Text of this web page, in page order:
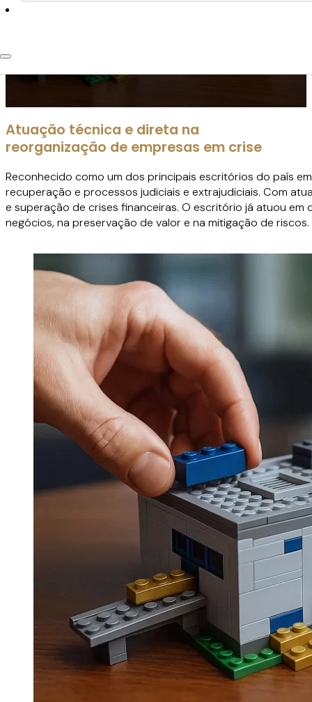
estratégias jurídicas voltadas à
Atuação técnica e direta na
reorganização de empresas em crise
Reconhecido como um dos principais escritórios do país
recuperação e processos judiciais e extrajudiciais. Com
e superação de crises financeiras. O escritório já atuou
negócios, na preservação de valor e na mitigação de riscos.